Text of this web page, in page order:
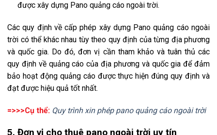
được xây dựng Pano quảng cáo ngoài trời.
Các quy định về cấp phép xây dựng Pano quảng cáo ngoài
trời có thể khác nhau tùy theo quy định của từng địa phương
và quốc gia. Do đó, đơn vị cần tham khảo và tuân thủ các
quy định về quảng cáo của địa phương và quốc gia để đảm
bảo hoạt động quảng cáo được thực hiện đúng quy định và
đạt được hiệu quả tốt nhất.
=>>>Cụ thể: Quy trình xin phép pano quảng cáo ngoài trời
5. Đơn vị cho thuê pano ngoài trời uy tín